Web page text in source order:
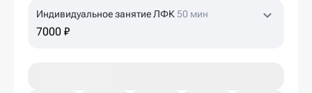
Индивидуальное занятие ЛФК 50 мин
7000 ₽